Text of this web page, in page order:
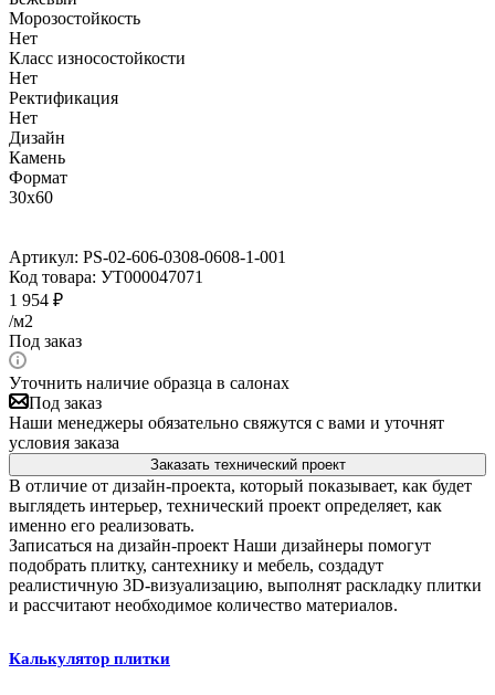
Морозостойкость
Нет
Класс износостойкости
Нет
Ректификация
Нет
Дизайн
Камень
Формат
30x60
Артикул: PS-02-606-0308-0608-1-001
Код товара: УТ000047071
1 954 ₽
/м2
Под заказ
Уточнить наличие образца в салонах
Под заказ
Наши менеджеры обязательно свяжутся с вами и уточнят
условия заказа
Заказать технический проект
В отличие от дизайн-проекта, который показывает, как будет
выглядеть интерьер, технический проект определяет, как
именно его реализовать.
Записаться на дизайн-проект Наши дизайнеры помогут
подобрать плитку, сантехнику и мебель, создадут
реалистичную 3D-визуализацию, выполнят раскладку плитки
и рассчитают необходимое количество материалов.
Калькулятор плитки